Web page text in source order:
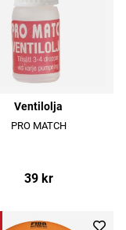
Ventilolja
PRO MATCH
39 kr